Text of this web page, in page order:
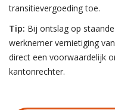
transitievergoeding toe.
Tip: Bij ontslag op
werknemer vernietiging
direct een voorwaardelijk
kantonrechter.